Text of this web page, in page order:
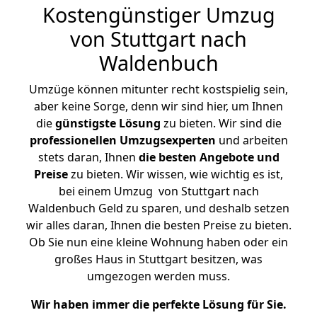
Kostengünstiger Umzug
von Stuttgart nach
Waldenbuch
Umzüge können mitunter recht kostspielig sein,
aber keine Sorge, denn wir sind hier, um Ihnen
diegünstigste Lösung zu bieten. Wir sind die
professionellen Umzugsexperten und arbeiten
stets daran, Ihnen die besten Angebote und
Preisezu bieten. Wir wissen, wie wichtig es ist,
bei einem Umzug von Stuttgart nach
Waldenbuch Geld zu sparen, und deshalb setzen
wir alles daran, Ihnen die besten Preise zu bieten.
Ob Sie nun eine kleine Wohnung haben oder ein
großes Haus in Stuttgart besitzen, was
umgezogen werden muss.
Wir haben immer die perfekte Lösung für Sie.